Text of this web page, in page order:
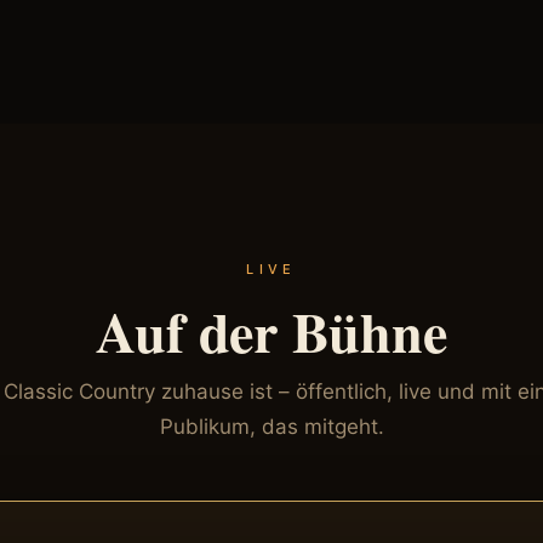
LIVE
Auf der Bühne
Classic Country zuhause ist – öffentlich, live und mit
Publikum, das mitgeht.